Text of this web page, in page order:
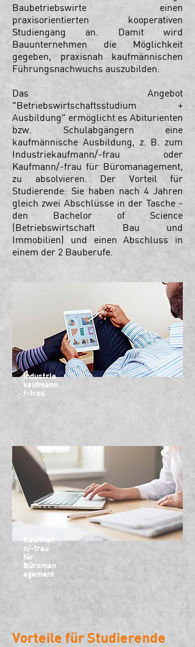
Baubetriebswirte einen
praxisorientierten kooperativen
Studiengang an. Damit wird
Bauunternehmen die Möglichkeit
gegeben, praxisnah kaufmännischen
Führungsnachwuchs auszubilden.
Das Angebot
"Betriebswirtschaftsstudium +
Ausbildung" ermöglicht es Abiturienten
bzw. Schulabgängern eine
kaufmännische Ausbildung, z. B. zum
Industriekaufmann/-frau oder
Kaufmann/-frau für Büromanagement,
zu absolvieren. Der Vorteil für
Studierende: Sie haben nach 4 Jahren
gleich zwei Abschlüsse in der Tasche -
den Bachelor of Science
(Betriebswirtschaft Bau und
Immobilien) und einen Abschluss in
einem der 2 Bauberufe.
Industrie
kaufmann
/-frau
Kaufman
n/-frau
für
Büroman
agement
Vorteile für Studierende